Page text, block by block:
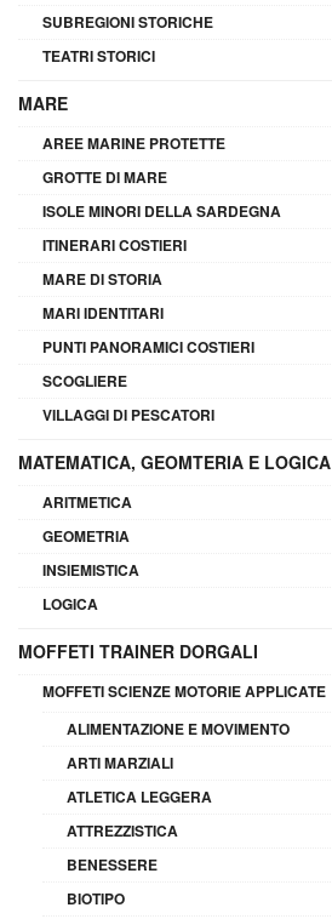
SUBREGIONI STORICHE
TEATRI STORICI
MARE
AREE MARINE PROTETTE
GROTTE DI MARE
ISOLE MINORI DELLA SARDEGNA
ITINERARI COSTIERI
MARE DI STORIA
MARI IDENTITARI
PUNTI PANORAMICI COSTIERI
SCOGLIERE
VILLAGGI DI PESCATORI
MATEMATICA, GEOMTERIA E LOGICA
ARITMETICA
GEOMETRIA
INSIEMISTICA
LOGICA
MOFFETI TRAINER DORGALI
MOFFETI SCIENZE MOTORIE APPLICATE
ALIMENTAZIONE E MOVIMENTO
ARTI MARZIALI
ATLETICA LEGGERA
ATTREZZISTICA
BENESSERE
BIOTIPO